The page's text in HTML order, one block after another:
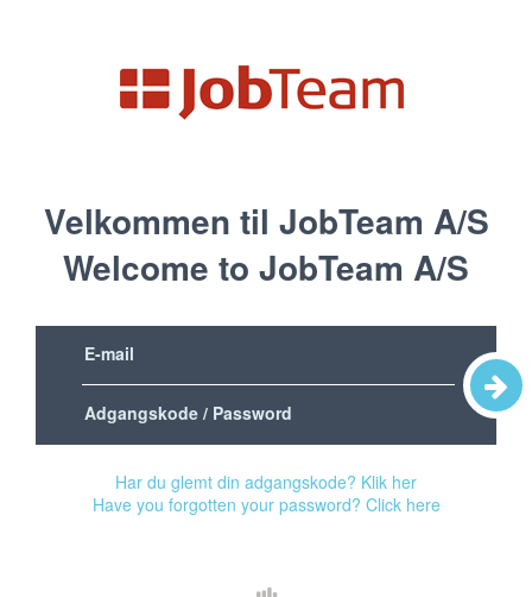
Velkommen til JobTeam A/S
Welcome to JobTeam A/S
Har du glemt din adgangskode? Klik her
Have you forgotten your password? Click here